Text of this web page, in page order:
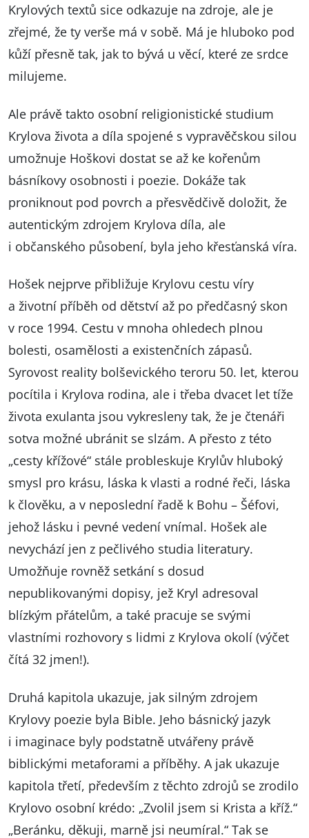
Krylových textů sice odkazuje na zdroje, ale je
zřejmé, že ty verše má v sobě. Má je hluboko pod
kůží přesně tak, jak to bývá u věcí, které ze srdce
milujeme.
Ale právě takto osobní religionistické studium
Krylova života a díla spojené s vypravěčskou silou
umožnuje Hoškovi dostat se až ke kořenům
básníkovy osobnosti i poezie. Dokáže tak
proniknout pod povrch a přesvědčivě doložit, že
autentickým zdrojem Krylova díla, ale
i občanského působení, byla jeho křesťanská víra.
Hošek nejprve přibližuje Krylovu cestu víry
a životní příběh od dětství až po předčasný skon
v roce 1994. Cestu v mnoha ohledech plnou
bolesti, osamělosti a existenčních zápasů.
Syrovost reality bolševického teroru 50. let, kterou
pocítila i Krylova rodina, ale i třeba dvacet let tíže
života exulanta jsou vykresleny tak, že je čtenáři
sotva možné ubránit se slzám. A přesto z této
„cesty křížové“ stále probleskuje Krylův hluboký
smysl pro krásu, láska k vlasti a rodné řeči, láska
k člověku, a v neposlední řadě k Bohu – Šéfovi,
jehož lásku i pevné vedení vnímal. Hošek ale
nevychází jen z pečlivého studia literatury.
Umožňuje rovněž setkání s dosud
nepublikovanými dopisy, jež Kryl adresoval
blízkým přátelům, a také pracuje se svými
vlastními rozhovory s lidmi z Krylova okolí (výčet
čítá 32 jmen!).
Druhá kapitola ukazuje, jak silným zdrojem
Krylovy poezie byla Bible. Jeho básnický jazyk
i imaginace byly podstatně utvářeny právě
biblickými metaforami a příběhy. A jak ukazuje
kapitola třetí, především z těchto zdrojů se zrodilo
Krylovo osobní krédo: „Zvolil jsem si Krista a kříž.“
„Beránku, děkuji, marně jsi neumíral.“ Tak se